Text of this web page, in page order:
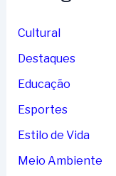
Cultural
Destaques
Educação
Esportes
Estilo de Vida
Meio Ambiente